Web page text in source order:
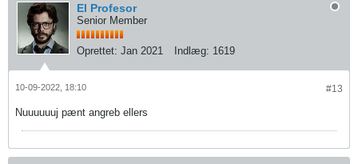
El Profesor
Senior Member
Oprettet: Jan 2021 Indlæg: 1619
#13
10-09-2022, 18:10
Nuuuuuuj pænt angreb ellers